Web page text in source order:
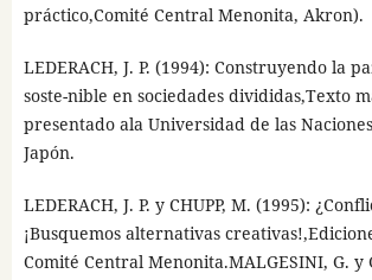
práctico,Comité Central Menonita, Akron).
LEDERACH, J. P. (1994): Construyendo la
soste-nible en sociedades divididas,Texto
presentado ala Universidad de las
Japón.
LEDERACH, J. P. y CHUPP, M. (1995):
¡Busquemos alternativas
Comité Central Menonita.MALGESINI, G. y